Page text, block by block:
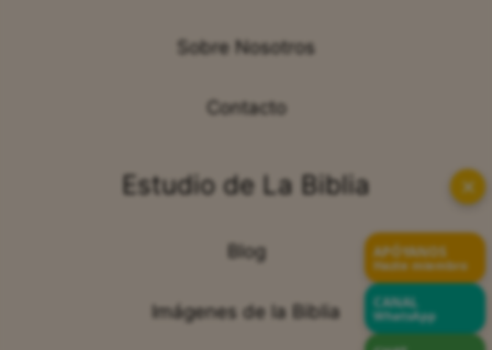
Sobre Nosotros
Contacto
Estudio de La Biblia
Blog
Imágenes de la Biblia
✕
APÓYANOS
Hazte miembro
CANAL
WhatsApp